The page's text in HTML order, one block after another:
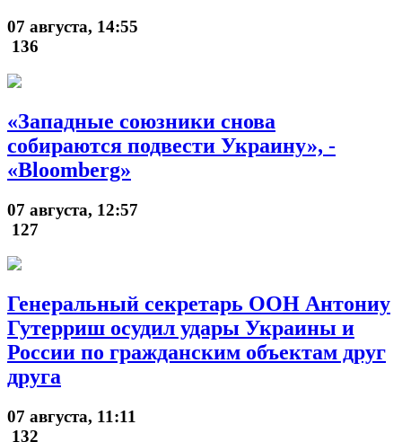
07 августа, 14:55
136
«Западные союзники снова
собираются подвести Украину», -
«Bloomberg»
07 августа, 12:57
127
Генеральный секретарь ООН Антониу
Гутерриш осудил удары Украины и
России по гражданским объектам друг
друга
07 августа, 11:11
132